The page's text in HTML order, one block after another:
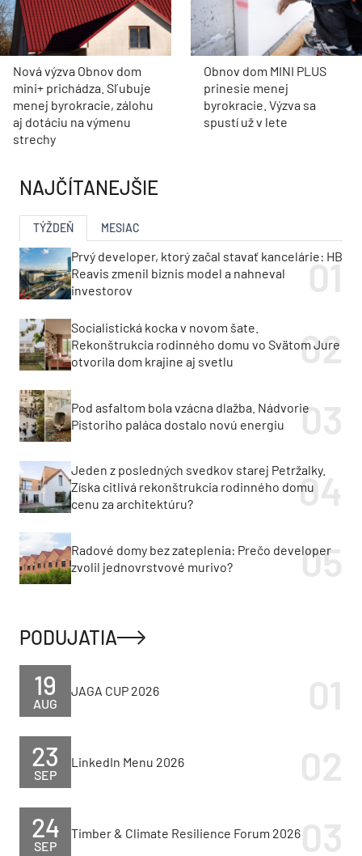
Nová výzva Obnov dom
mini+ prichádza. Sľubuje
menej byrokracie, zálohu
aj dotáciu na výmenu
strechy
Obnov dom MINI PLUS
prinesie menej
byrokracie. Výzva sa
spustí už v lete
NAJČÍTANEJŠIE
TÝŽDEŇ MESIAC
Prvý developer, ktorý začal stavať kancelárie: HB
Reavis zmenil biznis model a nahneval
investorov
Socialistická kocka v novom šate.
Rekonštrukcia rodinného domu vo Svätom Jure
otvorila dom krajine aj svetlu
Pod asfaltom bola vzácna dlažba. Nádvorie
Pistoriho paláca dostalo novú energiu
Jeden z posledných svedkov starej Petržalky.
Získa citlivá rekonštrukcia rodinného domu
cenu za architektúru?
Radové domy bez zateplenia: Prečo developer
zvolil jednovrstvové murivo?
PODUJATIA
AUG
19 JAGA CUP 2026
SEP
23 LinkedIn Menu 2026
SEP
24 Timber & Climate Resilience Forum 2026